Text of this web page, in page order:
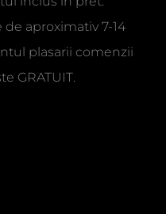
aproximativ 7-14
plasarii comenzii
GRATUIT.